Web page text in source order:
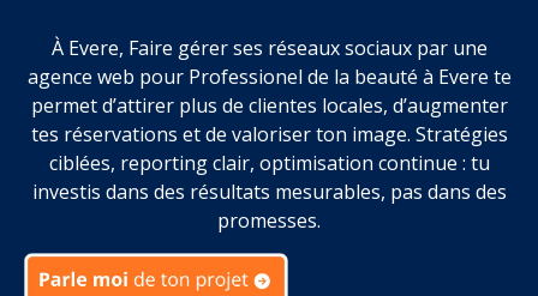
À Evere, Faire gérer ses réseaux sociaux par une
agence web pour Professionel de la beauté à Evere te
permet d’attirer plus de clientes locales, d’augmenter
tes réservations et de valoriser ton image. Stratégies
ciblées, reporting clair, optimisation continue : tu
investis dans des résultats mesurables, pas dans des
promesses.